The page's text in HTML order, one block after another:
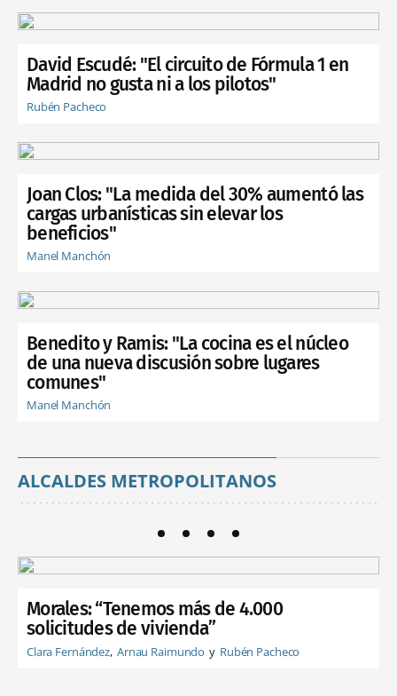
David Escudé: "El circuito de Fórmula 1 en
Madrid no gusta ni a los pilotos"
Rubén Pacheco
Joan Clos: "La medida del 30% aumentó las
cargas urbanísticas sin elevar los
beneficios"
Manel Manchón
Benedito y Ramis: "La cocina es el núcleo
de una nueva discusión sobre lugares
comunes"
Manel Manchón
ALCALDES METROPOLITANOS
Morales: “Tenemos más de 4.000
solicitudes de vivienda”
Clara Fernández Arnau Raimundo Rubén Pacheco